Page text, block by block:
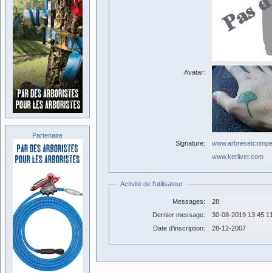
Avatar:
Signature:
www.kerliver.com
Activité de l'utilisateur
Messages:
28
Dernier message:
30-08-2019
Date d'inscription:
28-12-2007
Partenaire